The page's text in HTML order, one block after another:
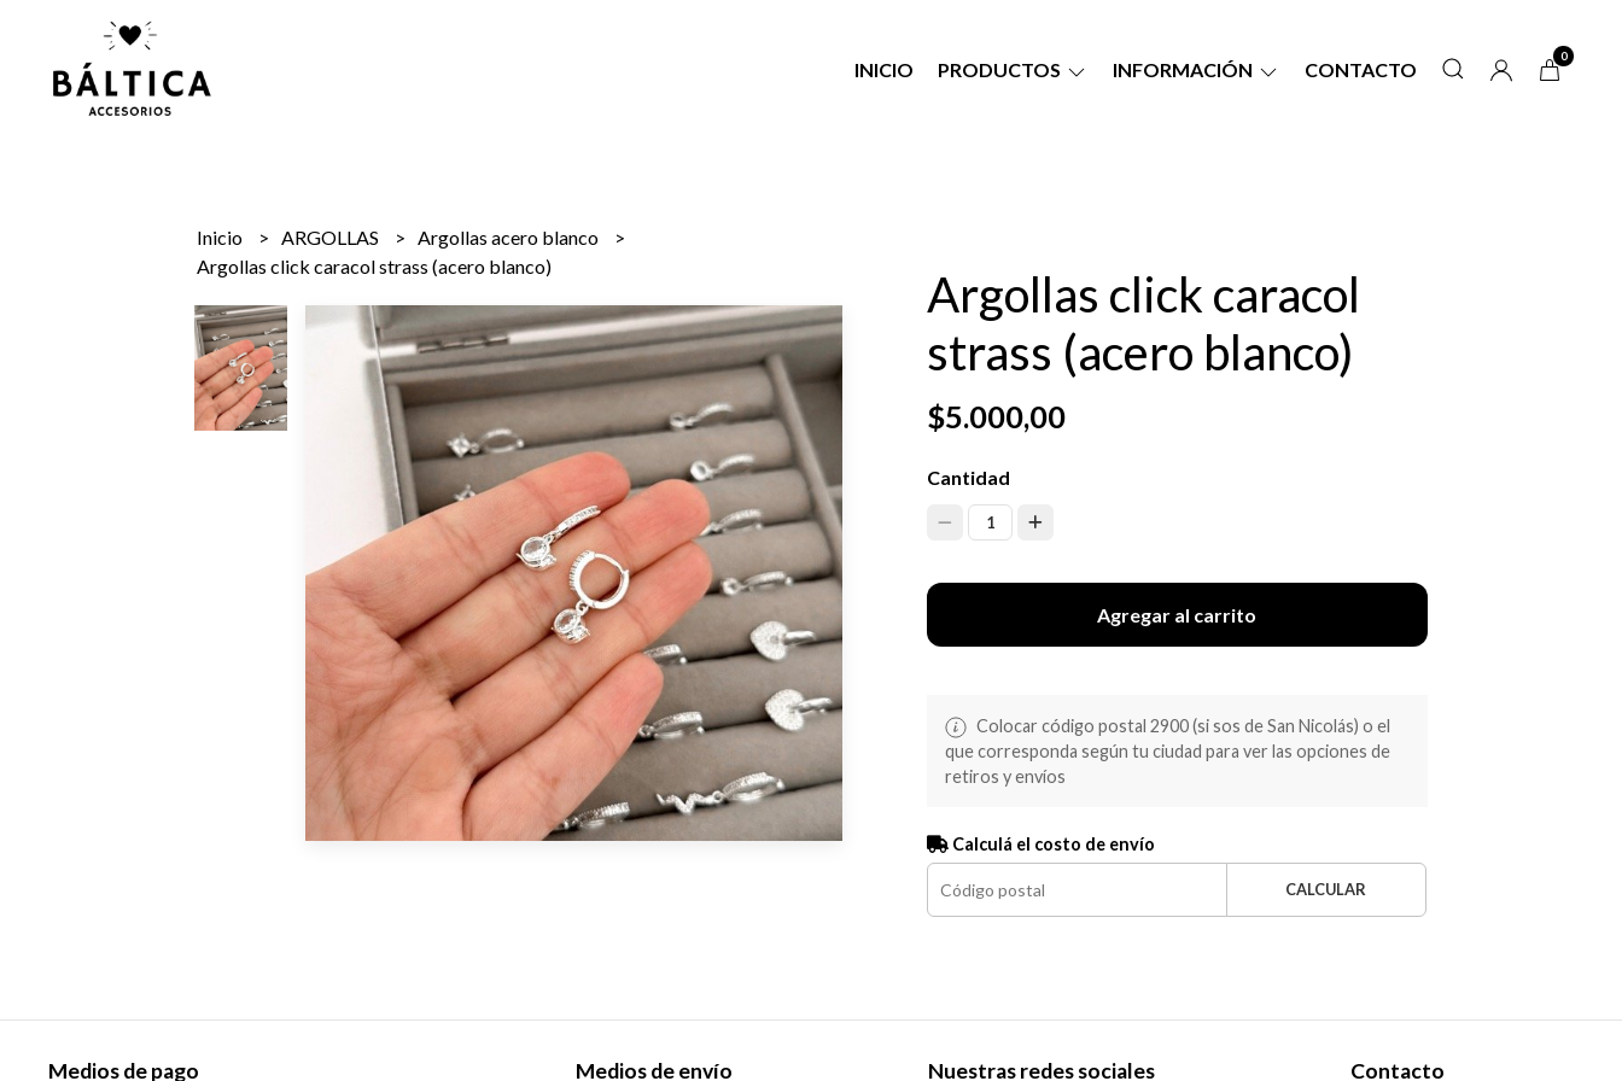
INICIO PRODUCTOS INFORMACIÓN CONTACTO
0
Inicio ARGOLLAS
Argollas acero blanco
Argollas click caracol strass (acero blanco)
Argollas click caracol
strass (acero blanco)
$5.000,00
Cantidad
1
Agregar al carrito
Colocar código postal 2900 (si sos de San Nicolás) o el
que corresponda según tu ciudad para ver las opciones de
retiros y envíos
Calculá el costo de envío
CALCULAR
Medios de pago Medios de envío Nuestras redes sociales Contacto